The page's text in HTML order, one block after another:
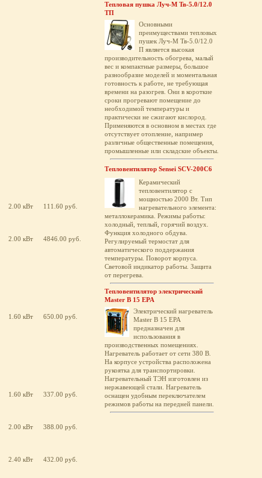
2.00 кВт 111.60 руб.
2.00 кВт 4846.00 руб.
1.60 кВт 650.00 руб.
1.60 кВт 337.00 руб.
2.00 кВт 388.00 руб.
2.40 кВт 432.00 руб.
Тепловая пушка Луч-М Тв-5.0/12.0
ТП
Основными
преимуществами тепловых
пушек Луч-М Тв-5.0/12.0
П является высокая
производительность обогрева, малый
вес и компактные размеры, большое
разнообразие моделей и моментальная
готовность к работе, не требующая
времени на разогрев. Они в короткие
сроки прогревают помещение до
необходимой температуры и
практически не сжигают кислород.
Применяются в основном в местах где
отсутствует отопление, например
различные общественные помещения,
промышленные или складские объекты.
Тепловентилятор Sensei SCV-200C6
Керамический
тепловентилятор с
мощностью 2000 Вт. Тип
нагревательного элемента:
металлокерамика. Режимы работы:
холодный, теплый, горячий воздух.
Функция холодного обдува.
Регулируемый термостат для
автоматического поддержания
температуры. Поворот корпуса.
Световой индикатор работы. Защита
от перегрева.
Тепловентилятор электрический
Master B 15 EPA
Электрический нагреватель
Master B 15 EPA
предназначен для
использования в
производственных помещениях.
Нагреватель работает от сети 380 В.
На корпусе устройства расположена
рукоятка для транспортировки.
Нагревательный ТЭН изготовлен из
нержавеющей стали. Нагреватель
оснащен удобным переключателем
режимов работы на передней панели.